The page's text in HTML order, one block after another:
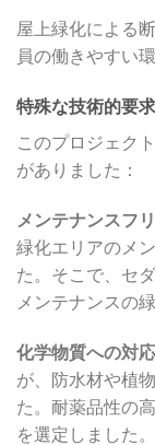
屋上緑化による
員の働きやすい
特殊な技術的要
このプロジェク
がありました：
メンテナンスフ
緑化エリアのメ
た。そこで、セ
メンテナンスの
化学物質への対応
が、防水材や植
た。耐薬品性の
を選定しました。